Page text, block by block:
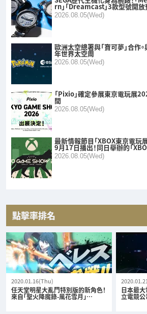
rn」「Dreamcast」3款型號開
2026.08.05(Wed)
歐洲太空總署與「寶可夢」合作
年世界太空周
2026.08.05(Wed)
「Pixio」確定參展東京電玩展
間
2026.08.05(Wed)
最新情報節目「XBOX東京電
9月17日播出！同日舉辦的「
2026.08.05(Wed)
點擊率排名
2020.01.16(Thu)
任天堂明星大亂鬥特別版的新角色！
來自「聖火降魔錄-風花雪月」…
日本最
立電競